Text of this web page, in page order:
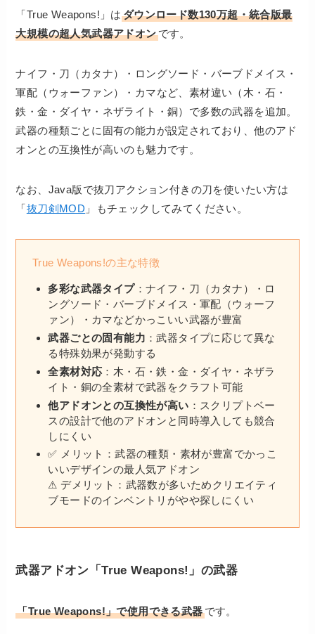
「True Weapons!」は ダウンロード数130万超・統合版最
大規模の超人気武器アドオンです。
ナイフ・刀（カタナ）・ロングソード・バーブドメイス・
軍配（ウォーファン）・カマなど、素材違い（木・石・
鉄・金・ダイヤ・ネザライト・銅）で多数の武器を追加。
武器の種類ごとに固有の能力が設定されており、他のアド
オンとの互換性が高いのも魅力です。
なお、Java版で抜刀アクション付きの刀を使いたい方は
「抜刀剣MOD 」もチェックしてみてください。
True Weapons!の主な特徴
多彩な武器タイプ：ナイフ・刀（カタナ）・ロ
ングソード・バーブドメイス・軍配（ウォーフ
ァン）・カマなどかっこいい武器が豊富
武器ごとの固有能力 ：武器タイプに応じて異な
る特殊効果が発動する
全素材対応 ：木・石・鉄・金・ダイヤ・ネザラ
イト・銅の全素材で武器をクラフト可能
他アドオンとの互換性が高い ：スクリプトベー
スの設計で他のアドオンと同時導入しても競合
しにくい
✅ メリット：武器の種類・素材が豊富でかっこ
いいデザインの最人気アドオン
⚠ デメリット：武器数が多いためクリエイティ
ブモードのインベントリがやや探しにくい
武器アドオン「True Weapons!」の武器
「True Weapons!」で使用できる武器です。